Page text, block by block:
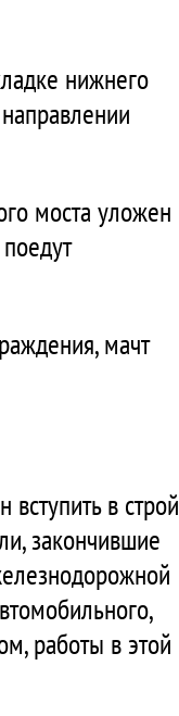
нижнего
моста уложен
мачт
в строй
закончившие
работы в этой